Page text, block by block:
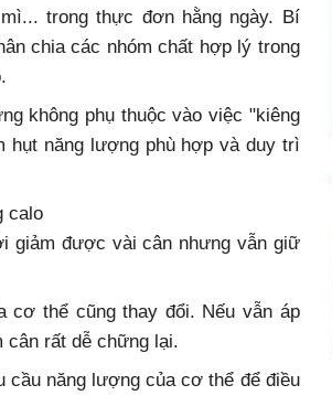
trong thực đơn hằng ngày. Bí
chia các nhóm chất hợp lý trong
không phụ thuộc vào việc "kiêng
hụt năng lượng phù hợp và duy trì
calo
giảm được vài cân nhưng vẫn giữ
cơ thể cũng thay đổi. Nếu vẫn áp
cân rất dễ chững lại.
cầu năng lượng của cơ thể để điều